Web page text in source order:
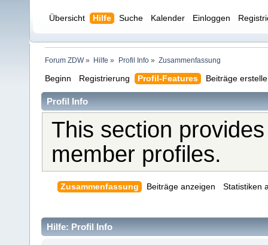
Übersicht Hilfe Suche Kalender Einloggen
Forum ZDW» Hilfe » Profil Info» Zusammenfassung
Beginn Registrierung Profil-Features Beiträge
Profil Info
This section
member profiles.
Zusammenfassung Beiträge anzeigen Statistiken
Hilfe: Profil Info